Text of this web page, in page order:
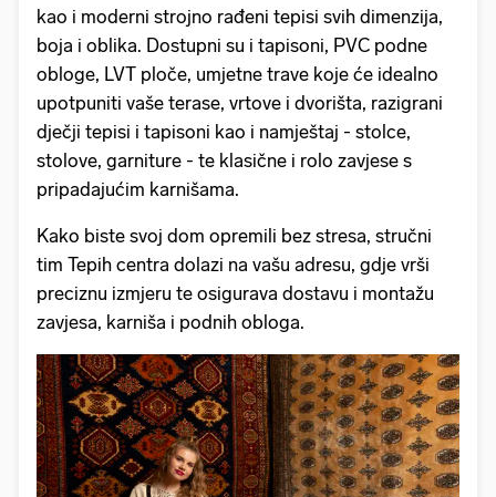
kao i moderni strojno rađeni tepisi svih dimenzija,
boja i oblika. Dostupni su i tapisoni, PVC podne
obloge, LVT ploče, umjetne trave koje će idealno
upotpuniti vaše terase, vrtove i dvorišta, razigrani
dječji tepisi i tapisoni kao i namještaj - stolce,
stolove, garniture - te klasične i rolo zavjese s
pripadajućim karnišama.
Kako biste svoj dom opremili bez stresa, stručni
tim Tepih centra dolazi na vašu adresu, gdje vrši
preciznu izmjeru te osigurava dostavu i montažu
zavjesa, karniša i podnih obloga.